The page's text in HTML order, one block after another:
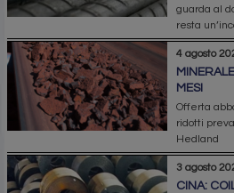
guarda al
resta
4 agosto
MESI
Offerta
ridotti
Hedland
3 agosto
CINA: